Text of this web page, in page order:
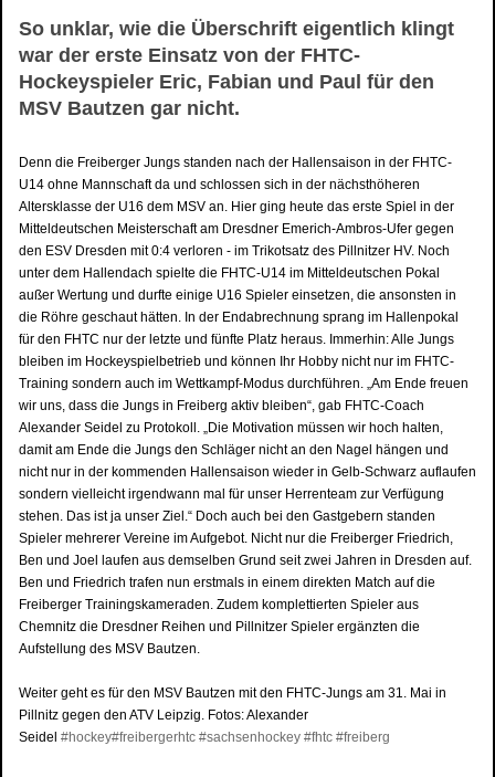
So unklar, wie die Überschrift eigentlich klingt
war der erste Einsatz von der FHTC-
Hockeyspieler Eric, Fabian und Paul für den
MSV Bautzen gar nicht.
Denn die Freiberger Jungs standen nach der Hallensaison in der FHTC-
U14 ohne Mannschaft da und schlossen sich in der nächsthöheren
Altersklasse der U16 dem MSV an. Hier ging heute das erste Spiel in der
Mitteldeutschen Meisterschaft am Dresdner Emerich-Ambros-Ufer gegen
den ESV Dresden mit 0:4 verloren - im Trikotsatz des Pillnitzer HV. Noch
unter dem Hallendach spielte die FHTC-U14 im Mitteldeutschen Pokal
außer Wertung und durfte einige U16 Spieler einsetzen, die ansonsten in
die Röhre geschaut hätten. In der Endabrechnung sprang im Hallenpokal
für den FHTC nur der letzte und fünfte Platz heraus. Immerhin: Alle Jungs
bleiben im Hockeyspielbetrieb und können Ihr Hobby nicht nur im FHTC-
Training sondern auch im Wettkampf-Modus durchführen. „Am Ende freuen
wir uns, dass die Jungs in Freiberg aktiv bleiben“, gab FHTC-Coach
Alexander Seidel zu Protokoll. „Die Motivation müssen wir hoch halten,
damit am Ende die Jungs den Schläger nicht an den Nagel hängen und
nicht nur in der kommenden Hallensaison wieder in Gelb-Schwarz auflaufen
sondern vielleicht irgendwann mal für unser Herrenteam zur Verfügung
stehen. Das ist ja unser Ziel.“ Doch auch bei den Gastgebern standen
Spieler mehrerer Vereine im Aufgebot. Nicht nur die Freiberger Friedrich,
Ben und Joel laufen aus demselben Grund seit zwei Jahren in Dresden auf.
Ben und Friedrich trafen nun erstmals in einem direkten Match auf die
Freiberger Trainingskameraden. Zudem komplettierten Spieler aus
Chemnitz die Dresdner Reihen und Pillnitzer Spieler ergänzten die
Aufstellung des MSV Bautzen.
Weiter geht es für den MSV Bautzen mit den FHTC-Jungs am 31. Mai in
Pillnitz gegen den ATV Leipzig. Fotos: Alexander
Seidel #hockey#freibergerhtc #sachsenhockey #fhtc #freiberg